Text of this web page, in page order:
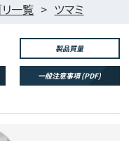
一覧 ツマミ
製品質量
一般注意事項 (PDF)